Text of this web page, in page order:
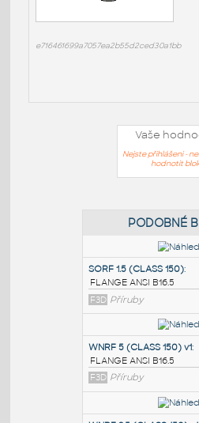
e716461699a7057ea2b55d2ced30a1bb
Vaše
Nejste přihlášeni -
hodnotit blok
SORF 1.5 (CLASS
FLANGE ANSI